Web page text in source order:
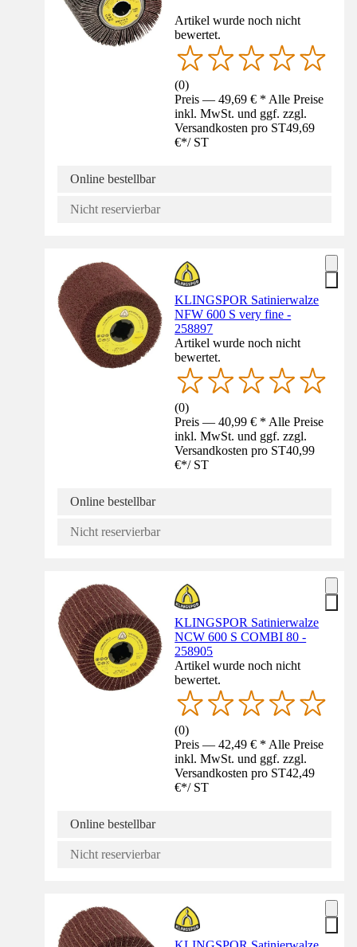
Artikel wurde noch nicht
bewertet.
(0)
Preis — 49,69 € * Alle Preise
inkl. MwSt. und ggf. zzgl.
Versandkosten pro ST49,69
€*/ ST
Online bestellbar
Nicht reservierbar
KLINGSPOR Satinierwalze
NFW 600 S very fine -
258897
Artikel wurde noch nicht
bewertet.
(0)
Preis — 40,99 € * Alle Preise
inkl. MwSt. und ggf. zzgl.
Versandkosten pro ST40,99
€*/ ST
Online bestellbar
Nicht reservierbar
KLINGSPOR Satinierwalze
NCW 600 S COMBI 80 -
258905
Artikel wurde noch nicht
bewertet.
(0)
Preis — 42,49 € * Alle Preise
inkl. MwSt. und ggf. zzgl.
Versandkosten pro ST42,49
€*/ ST
Online bestellbar
Nicht reservierbar